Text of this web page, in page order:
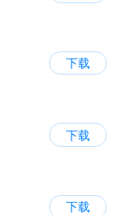
下载
下载
下载